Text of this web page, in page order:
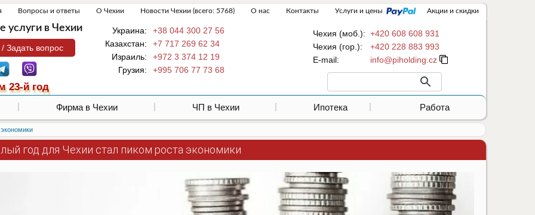
Вопросы и ответы О Чехии Новости Чехии (всего: 5768) О нас Контакты Услуги и цены Акции и скидки
Задать вопрос
23-й год
услуги в Чехии Чехия (моб.): +420 608 608 931
Чехия (гор.):
+420 228 883 993
Е-mail:
Украина:
+38 044 300 27 56
Казахстан:
+7 717 269 62 34
Израиль:
+972 3 374 12 19
Грузия:
+995 706 77 73 68
Фирма в Чехии ЧП в Чехии Ипотека Работа
год для Чехии стал пиком роста экономики